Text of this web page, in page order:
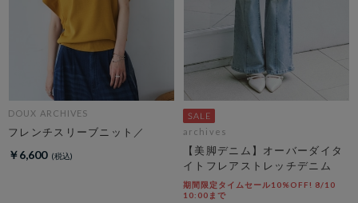
DOUX ARCHIVES
フレンチスリーブニット／
￥6,600
archives
【美脚デニム】オーバーダイタ
イトフレアストレッチデニム
期間限定タイムセール10%OFF! 8/10
10:00まで